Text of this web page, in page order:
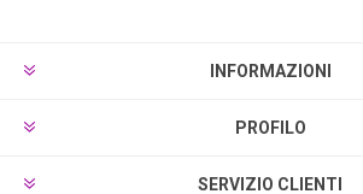
INFORMAZIONI
PROFILO
SERVIZIO CLIENTI